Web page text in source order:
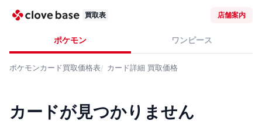
買取表 店舗案内
ポケモン ワンピース
ポケモンカード買取価格表 カード詳細 買取価格
カードが見つかりません